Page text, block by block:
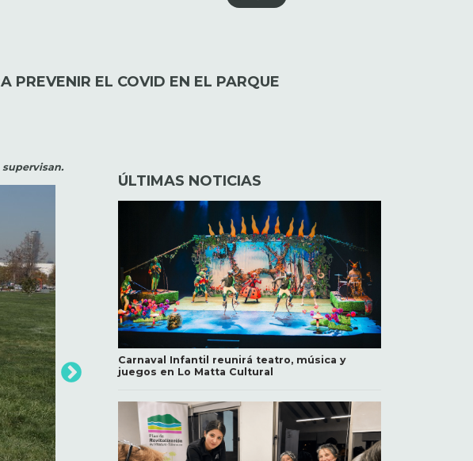
PREVENIR EL COVID EN EL PARQUE
ÚLTIMAS NOTICIAS
Carnaval Infantil reunirá teatro, música y
juegos en Lo Matta Cultural